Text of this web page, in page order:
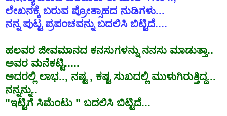
ಲೇಖನಕ್ಕೆ ಬರುವ ಪ್ರೋತ್ಸಾಹದ ನುಡಿಗಳು...
ನನ್ನ ಪುಟ್ಟ ಪ್ರಪಂಚವನ್ನು ಬದಲಿಸಿ ಬಿಟ್ಟಿದೆ....
ಹಲವರ ಜೀವಮಾನದ ಕನಸುಗಳನ್ನು ನನಸು ಮಾಡುತ್ತಾ..
ಅವರ ಮನೆಕಟ್ಟಿ.....
ಅದರಲ್ಲಿ ಲಾಭ.., ನಷ್ಟ, ಕಷ್ಟ ಸುಖದಲ್ಲಿ ಮುಳುಗಿರುತ್ತಿದ್ದ...
ನನ್ನನ್ನು..
"ಇಟ್ಟಿಗೆ ಸಿಮೆಂಟು " ಬದಲಿಸಿ ಬಿಟ್ಟಿದೆ...